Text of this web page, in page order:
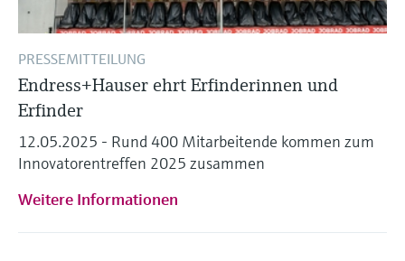
PRESSEMITTEILUNG
Endress+Hauser ehrt Erfinderinnen und
Erfinder
12.05.2025 - Rund 400 Mitarbeitende kommen zum
Innovatorentreffen 2025 zusammen
Weitere Informationen